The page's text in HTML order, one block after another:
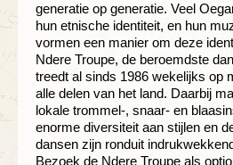
generatie op generatie. Veel
hun etnische identiteit, en hun
vormen een manier om deze
Ndere Troupe, de beroemdste
treedt al sinds 1986 wekelijks op
alle delen van het land. Daarbij
lokale trommel-, snaar- en
enorme diversiteit aan stijlen en
dansen zijn ronduit
Bezoek de Ndere Troupe als